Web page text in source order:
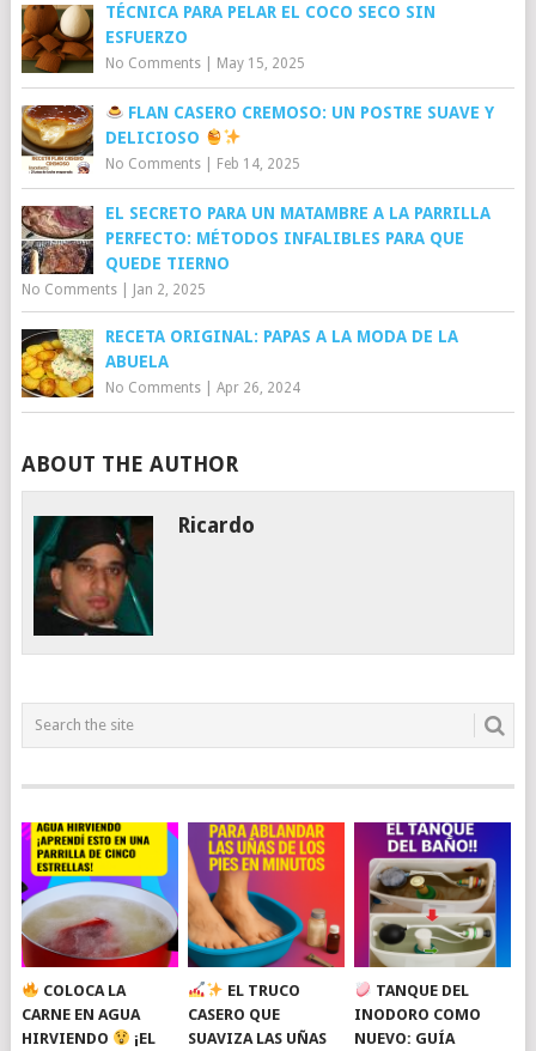
TÉCNICA PARA PELAR EL COCO SECO SIN
ESFUERZO
No Comments| May 15, 2025
FLAN CASERO CREMOSO: UN POSTRE SUAVE Y
DELICIOSO
No Comments| Feb 14, 2025
EL SECRETO PARA UN MATAMBRE A LA PARRILLA
PERFECTO: MÉTODOS INFALIBLES PARA QUE
QUEDE TIERNO
No Comments| Jan 2, 2025
RECETA ORIGINAL: PAPAS A LA MODA DE LA
ABUELA
No Comments| Apr 26, 2024
ABOUT THE AUTHOR
Ricardo
COLOCA LA
CARNE EN AGUA
HIRVIENDO
¡EL
EL TRUCO
CASERO QUE
SUAVIZA LAS UÑAS
TANQUE DEL
INODORO COMO
NUEVO: GUÍA